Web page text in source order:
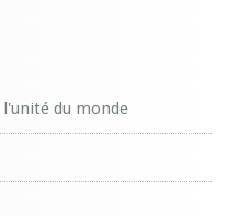
l'unité du monde